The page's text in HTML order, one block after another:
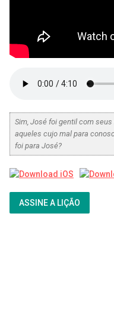
Sim, José foi gentil com
aqueles cujo mal para
foi para José?
ASSINE A LIÇÃO